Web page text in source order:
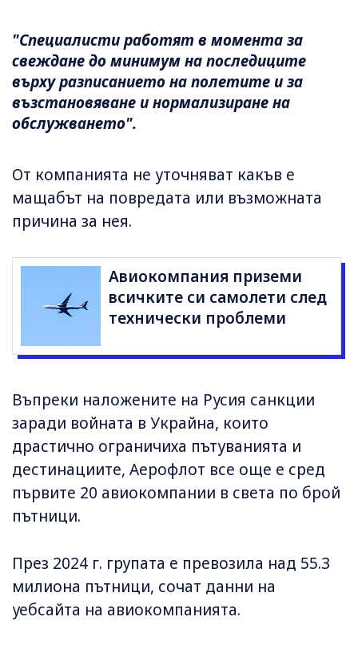
"Специалисти работят в момента за
свеждане до минимум на последиците
върху разписанието на полетите и за
възстановяване и нормализиране на
обслужването".
От компанията не уточняват какъв е
мащабът на повредата или възможната
причина за нея.
Авиокомпания приземи
всичките си самолети след
технически проблеми
Въпреки наложените на Русия санкции
заради войната в Украйна, които
драстично ограничиха пътуванията и
дестинациите, Аерофлот все още е сред
първите 20 авиокомпании в света по брой
пътници.
През 2024 г. групата е превозила над 55.3
милиона пътници, сочат данни на
уебсайта на авиокомпанията.